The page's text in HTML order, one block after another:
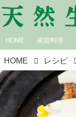
HOME 家庭料理
HOME レシピ